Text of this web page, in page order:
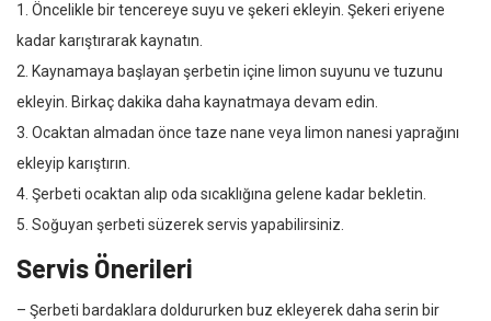
1. Öncelikle bir tencereye suyu ve şekeri ekleyin. Şekeri eriyene
kadar karıştırarak kaynatın.
2. Kaynamaya başlayan şerbetin içine limon suyunu ve tuzunu
ekleyin. Birkaç dakika daha kaynatmaya devam edin.
3. Ocaktan almadan önce taze nane veya limon nanesi yaprağını
ekleyip karıştırın.
4. Şerbeti ocaktan alıp oda sıcaklığına gelene kadar bekletin.
5. Soğuyan şerbeti süzerek servis yapabilirsiniz.
Servis Önerileri
– Şerbeti bardaklara doldururken buz ekleyerek daha serin bir